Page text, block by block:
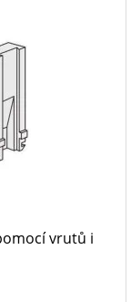
vrutů i